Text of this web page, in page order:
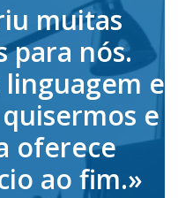
muitas
para nós.
linguagem e
e
oferece
ao fim.»